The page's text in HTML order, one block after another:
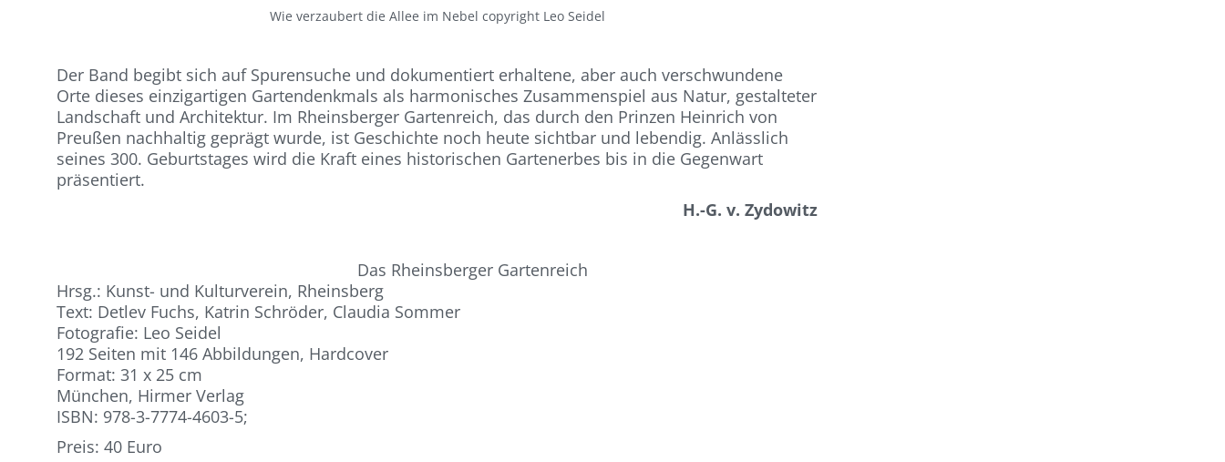
Wie verzaubert die Allee im Nebel copyright Leo Seidel
Der Band begibt sich auf Spurensuche und dokumentiert erhaltene, aber auch verschwundene
Orte dieses einzigartigen Gartendenkmals als harmonisches Zusammenspiel aus Natur, gestalteter
Landschaft und Architektur. Im Rheinsberger Gartenreich, das durch den Prinzen Heinrich von
Preußen nachhaltig geprägt wurde, ist Geschichte noch heute sichtbar und lebendig. Anlässlich
seines 300. Geburtstages wird die Kraft eines historischen Gartenerbes bis in die Gegenwart
präsentiert.
H.-G. v. Zydowitz
Das Rheinsberger Gartenreich
Hrsg.: Kunst- und Kulturverein, Rheinsberg
Text: Detlev Fuchs, Katrin Schröder, Claudia Sommer
Fotografie: Leo Seidel
192 Seiten mit 146 Abbildungen, Hardcover
Format: 31 x 25 cm
München, Hirmer Verlag
ISBN: 978-3-7774-4603-5;
Preis: 40 Euro